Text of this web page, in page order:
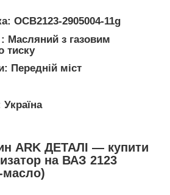
ОСВ2123-2905004-11g
Масляний з газовим
тиску
Передній міст
ARK ДЕТАЛІ — купити
на ВАЗ 2123
масло)